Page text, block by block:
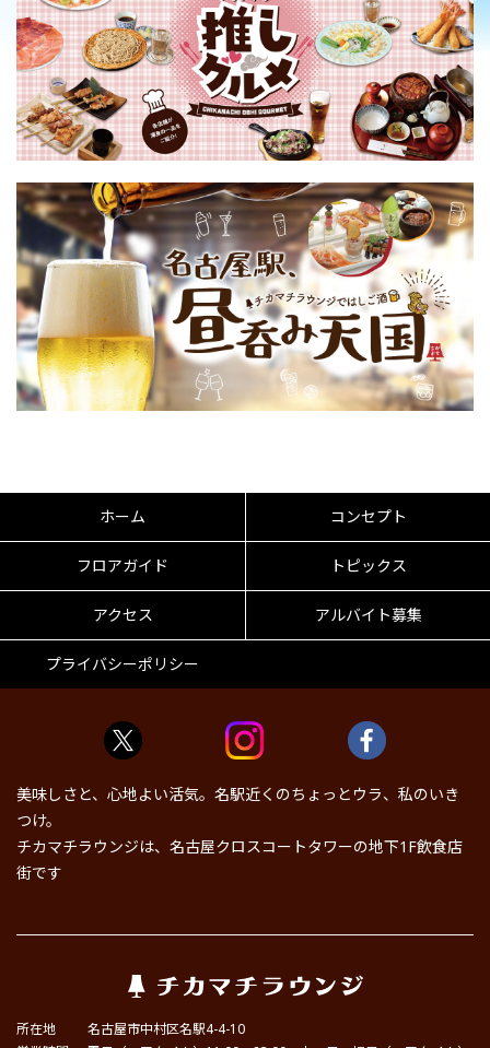
ホーム コンセプト
フロアガイド トピックス
アクセス アルバイト募集
プライバシーポリシー
美味しさと、心地よい活気。名駅近くのちょっとウラ、私のいき
つけ。
チカマチラウンジは、名古屋クロスコートタワーの地下1F飲食店
街です
所在地
名古屋市中村区名駅4-4-10